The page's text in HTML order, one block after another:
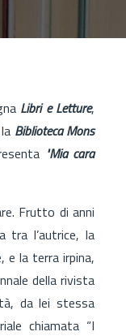
Libri e Letture,
Biblioteca Mons
"Mia cara
Frutto di anni
tra l’autrice, la
e la terra irpina,
della rivista
da lei stessa
chiamata “I